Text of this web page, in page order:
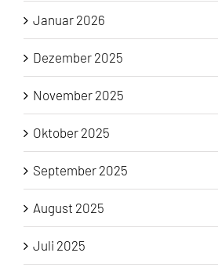
Januar 2026
Dezember 2025
November 2025
Oktober 2025
September 2025
August 2025
Juli 2025